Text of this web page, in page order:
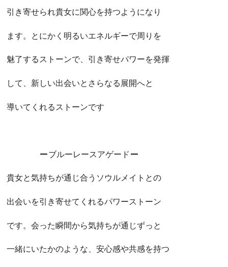
引き寄せられ貴女に関心を持つようになり
ます。とにかく明るいエネルギーで周りを
魅了するストーンで、引き寄せパワーを発揮
して、新しい出会いとさらなる展開へと
導いてくれるストーンです
ブルーレースアゲード
貴女と気持ちが通じ合うソウルメイトとの
出会いを引き寄せてくれるパワーストーン
です。会った瞬間から気持ちが通じずっと
一緒にいたかのような、安心感や共感を持つ